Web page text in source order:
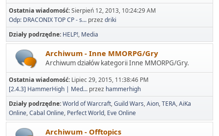
Ostatnia wiadomość:Sierpień 12, 2013, 10:24:29 AM
Odp: DRACONIX TOP CP - s... przezdriki
Działy podrzędne HELP! Media
Archiwum - Inne MMORPG/Gry
Archiwum działów kategorii Inne MMORPG/Gry.
Ostatnia wiadomość: Lipiec 29, 2015, 11:38:46 PM
[2.4.3] HammerHigh | Med... przez hammerhigh
Działy podrzędne World of Warcraft Guild Wars Aion TERA AiKa
Online Cabal Online Perfect World Eve Online
Archiwum - Offtopics